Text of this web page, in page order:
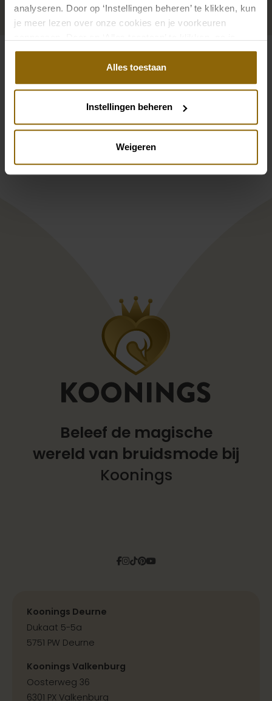
analyseren. Door op ‘Instellingen beheren’ te klikken, kun
je meer lezen over onze cookies en je voorkeuren
akkoord met het gebruik van alle cookies.
Alles toestaan
Instellingen beheren
Weigeren
Ga naar accessoires
Bekijk ook eens
Demetrios Platinum DP404 + TR
Pinterest
Muse by Berta 23-
Aire Barcelona Kayden 1D121TULGEP1420
Pinterest
Ladybird Jubilee
Beleef de magische
wereld van bruidsmode bij
Koonings
Facebook
Instagram
Tiktok
Pinterest
YouTube
Koonings Deurne
Dukaat 5-5a
5751 PW Deurne
Koonings Valkenburg
Oosterweg 36
6301 PX Valkenburg